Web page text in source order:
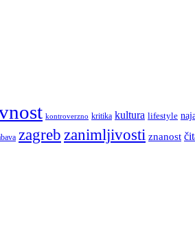
kontroverzno kritika kultura lifestyle
zagreb zanimljivosti znanost